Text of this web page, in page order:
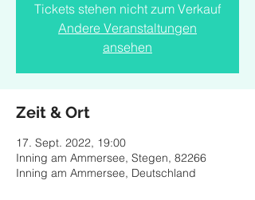
Tickets stehen nicht zum Verkauf
Andere Veranstaltungen
ansehen
Zeit & Ort
17. Sept. 2022, 19:00
Inning am Ammersee, Stegen, 82266
Inning am Ammersee, Deutschland